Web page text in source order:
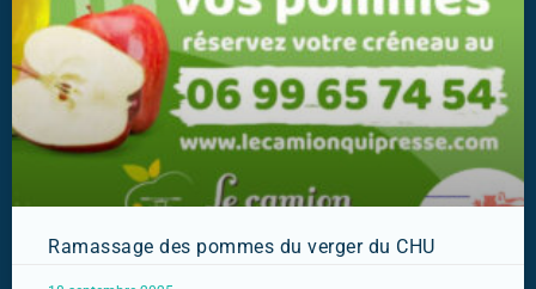
Ramassage des pommes du verger du CHU